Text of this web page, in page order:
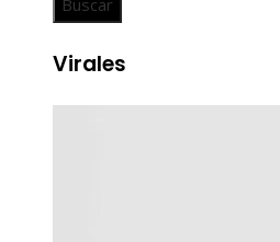
Virales